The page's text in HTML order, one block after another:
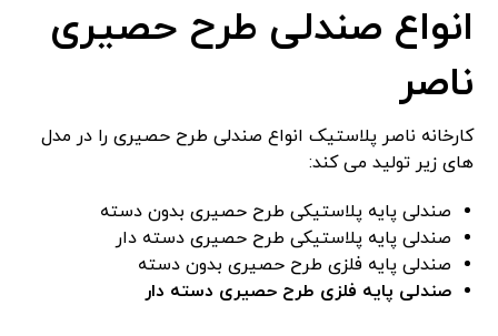
انواع صندلی طرح حصیری
ناصر
کارخانه ناصر پلاستیک انواع صندلی طرح حصیری را در مدل
های زیر تولید می کند:
صندلی پایه پلاستیکی طرح حصیری بدون دسته
صندلی پایه پلاستیکی طرح حصیری دسته دار
صندلی پایه فلزی طرح حصیری بدون دسته
صندلی پایه فلزی طرح حصیری دسته دار